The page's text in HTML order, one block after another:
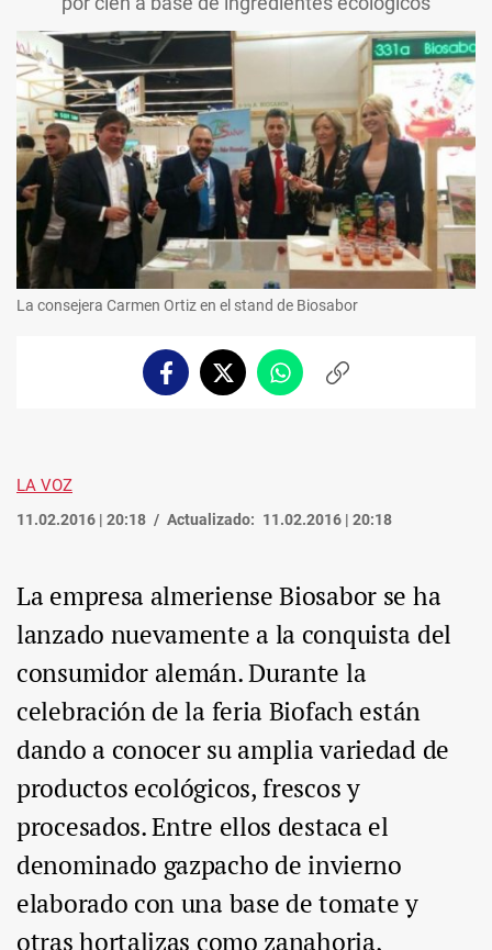
La consejera Carmen Ortiz en el stand de Biosabor
FacebookTwitterWhatsappCopiar
LA VOZ
11.02.2016 | 20:18 Actualizado: 11.02.2016 | 20:18
La empresa almeriense Biosabor se ha
lanzado nuevamente a la conquista del
consumidor alemán. Durante la
celebración de la feria Biofach están
dando a conocer su amplia variedad de
productos ecológicos, frescos y
procesados. Entre ellos destaca el
denominado gazpacho de invierno
elaborado con una base de tomate y
otras hortalizas como zanahoria,